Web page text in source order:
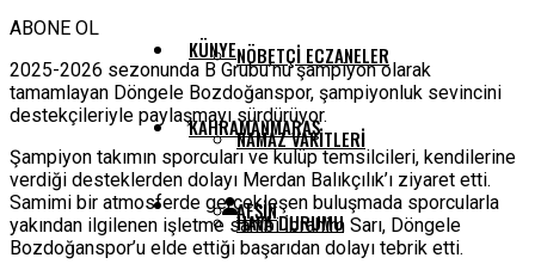
NÖBETÇI ECZANELER
NAMAZ VAKITLERI
HAVA DURUMU
KÜNYE
KAHRAMANMARAŞ
AFŞIN
ABONE OL
2025-2026 sezonunda B Grubu’nu şampiyon olarak
tamamlayan Döngele Bozdoğanspor, şampiyonluk sevincini
destekçileriyle paylaşmayı sürdürüyor.
Şampiyon takımın sporcuları ve kulüp temsilcileri, kendilerine
verdiği desteklerden dolayı Merdan Balıkçılık’ı ziyaret etti.
Samimi bir atmosferde gerçekleşen buluşmada sporcularla
yakından ilgilenen işletme sahibi İbrahim Sarı, Döngele
Bozdoğanspor’u elde ettiği başarıdan dolayı tebrik etti.